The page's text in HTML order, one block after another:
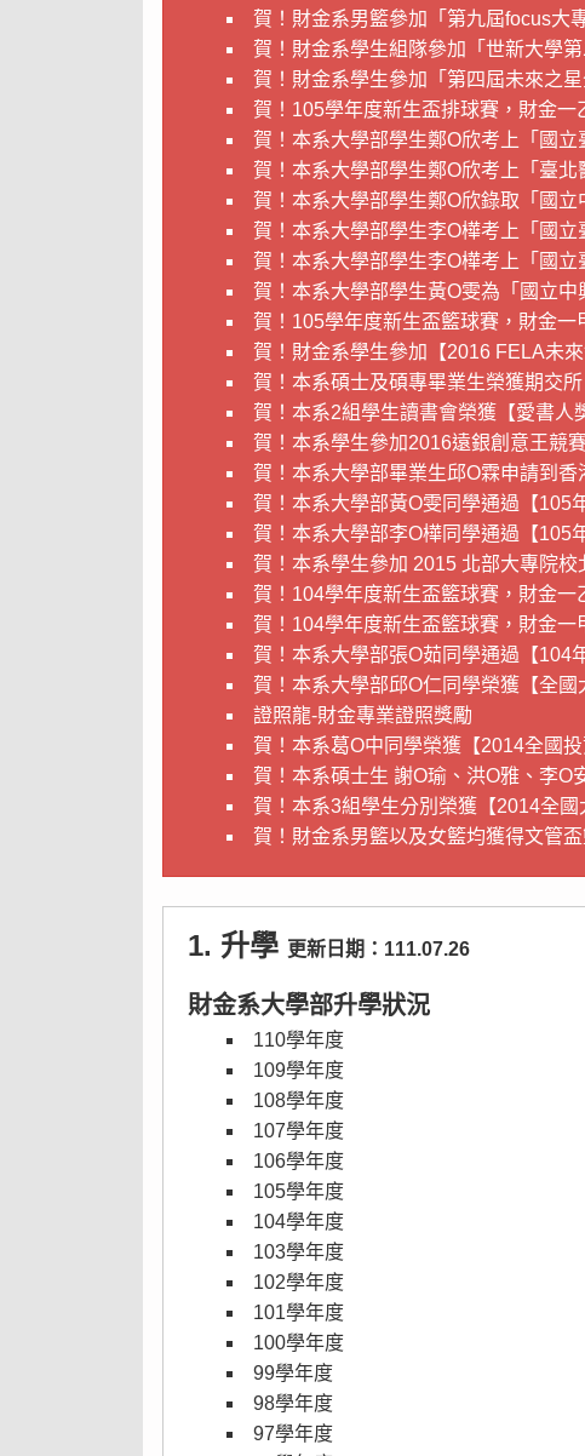
賀！財金系男籃參加「第九屆focus大
賀！財金系學生組隊參加「世新大學
賀！財金系學生參加「第四屆未來之
賀！105學年度新生盃排球賽，財金一
賀！本系大學部學生鄭O欣考上「國
賀！本系大學部學生鄭O欣考上「臺
賀！本系大學部學生鄭O欣錄取「國立
賀！本系大學部學生李O樺考上「國
賀！本系大學部學生李O樺考上「國
賀！本系大學部學生黃O雯為「國立
賀！105學年度新生盃籃球賽，財金一
賀！財金系學生參加【2016 FELA未
賀！本系碩士及碩專畢業生榮獲期交
賀！本系2組學生讀書會榮獲【愛書人
賀！本系學生參加2016遠銀創意王競
賀！本系大學部畢業生邱O霖申請到香
賀！本系大學部黃O雯同學通過【105
賀！本系大學部李O樺同學通過【105
賀！本系學生參加 2015 北部大專院校
賀！104學年度新生盃籃球賽，財金一
賀！104學年度新生盃籃球賽，財金一
賀！本系大學部張O茹同學通過【104
賀！本系大學部邱O仁同學榮獲【全國
證照龍-財金專業證照獎勵
賀！本系葛O中同學榮獲【2014全國
賀！本系碩士生 謝O瑜、洪O雅、李O
賀！本系3組學生分別榮獲【2014全
賀！財金系男籃以及女籃均獲得文管
1. 升學 更新日期：111.07.26
財金系大學部升學狀況
110學年度
109學年度
108學年度
107學年度
106學年度
105學年度
104學年度
103學年度
102學年度
101學年度
100學年度
99學年度
98學年度
97學年度